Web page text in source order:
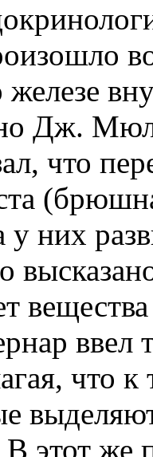
Дж.
что
них
ввел
что
В этот